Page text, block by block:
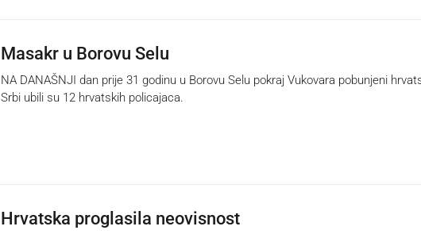
Masakr u Borovu Selu
NA DANAŠNJI dan prije 31 godinu u Borovu Selu pokraj Vukovara pobunjeni
Srbi ubili su 12 hrvatskih policajaca.
Hrvatska proglasila neovisnost